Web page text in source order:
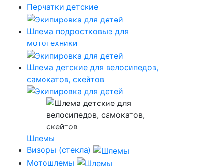
Перчатки детские
Шлема подростковые для
мототехники
Шлема детские для велосипедов,
самокатов, скейтов
Шлемы
Визоры (стекла)
Мотошлемы